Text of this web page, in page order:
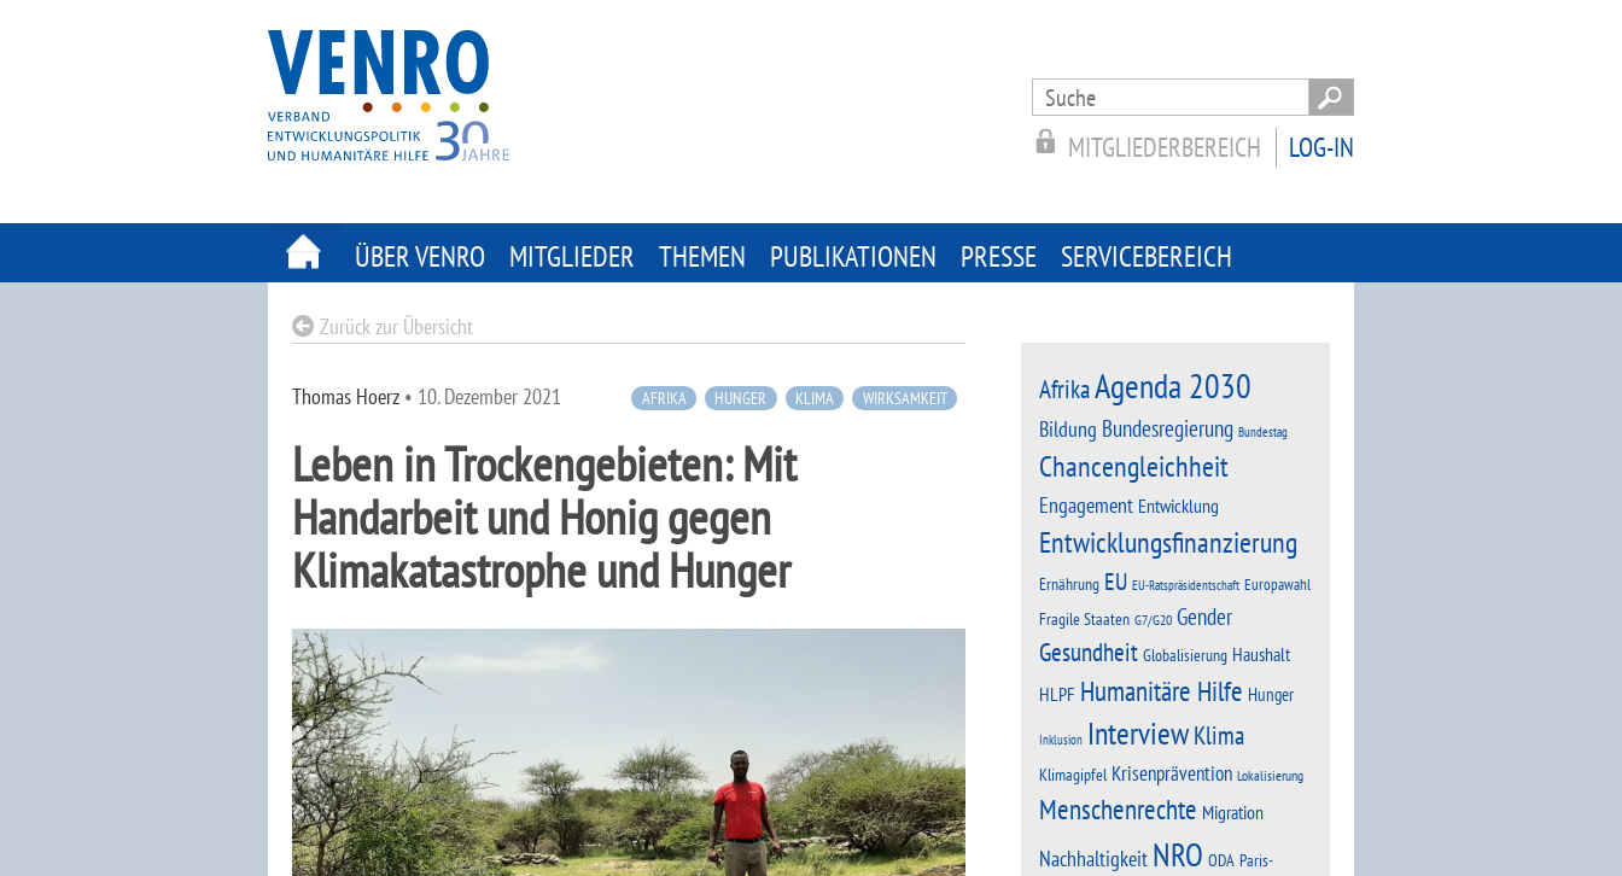
Search
for:
LOG-IN
MITGLIEDERBEREICH
ÜBER VENRO MITGLIEDER THEMEN PUBLIKATIONEN PRESSE SERVICEBEREICH
Zurück zur Übersicht
AFRIKA HUNGER KLIMA WIRKSAMKEIT
Thomas Hoerz • 10. Dezember 2021
Leben in Trockengebieten: Mit
Handarbeit und Honig gegen
Klimakatastrophe und Hunger
AfrikaAgenda 2030
Bildung Bundesregierung Bundestag
Chancengleichheit
Engagement Entwicklung
Entwicklungsfinanzierung
Ernährung EU EU-Ratspräsidentschaft Europawahl
Fragile Staaten G7/G20 Gender
Gesundheit Globalisierung Haushalt
HLPF Humanitäre Hilfe Hunger
Inklusion Interview Klima
Klimagipfel Krisenprävention Lokalisierung
Menschenrechte Migration
Nachhaltigkeit NRO ODA Paris-